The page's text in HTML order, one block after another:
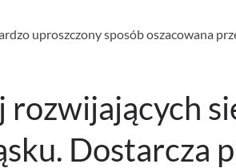
uproszczony sposób oszacowana
rozwijających
Dostarcza